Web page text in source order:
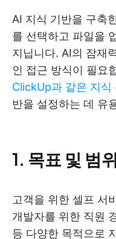
AI 지식 기반을 구축
를 선택하고 파일을
지닙니다. AI의 잠재
인 접근 방식이 필요
ClickUp과 같은 지식
반을 설정하는 데 유
1. 목표 및 범
고객을 위한 셀프 서
개발자를 위한 직원
등 다양한 목적으로